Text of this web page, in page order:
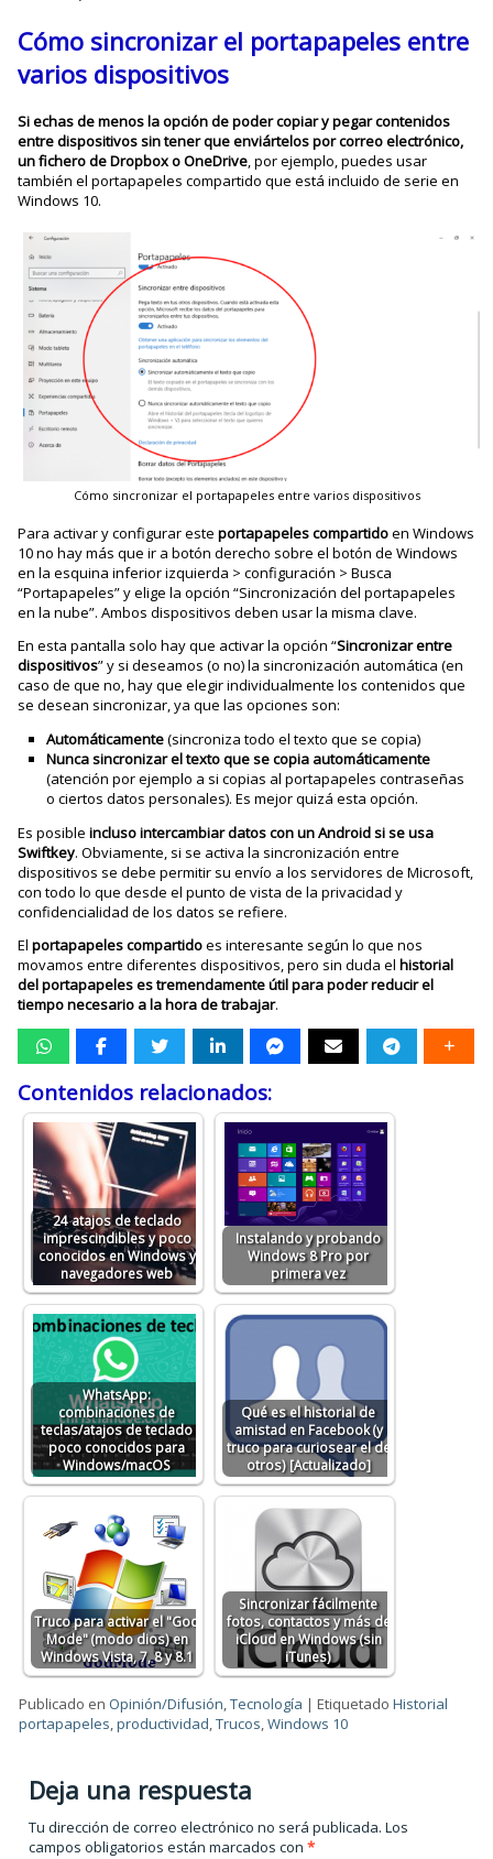
Cómo sincronizar el portapapeles entre
varios dispositivos
Si echas de menos la opción de poder copiar y pegar contenidos
entre dispositivos sin tener que enviártelos por correo electrónico,
un fichero de Dropbox o OneDrive, por ejemplo, puedes usar
también el portapapeles compartido que está incluido de serie en
Windows 10.
Cómo sincronizar el portapapeles entre varios dispositivos
Para activar y configurar esteportapapeles compartidoen Windows
10 no hay más que ir a botón derecho sobre el botón de Windows
en la esquina inferior izquierda > configuración > Busca
“Portapapeles” y elige la opción “Sincronización del portapapeles
en la nube”. Ambos dispositivos deben usar la misma clave.
En esta pantalla solo hay que activar la opción “Sincronizar entre
dispositivos” y si deseamos (o no) la sincronización automática (en
caso de que no, hay que elegir individualmente los contenidos que
se desean sincronizar, ya que las opciones son:
Automáticamente(sincroniza todo el texto que se copia)
Nunca sincronizar el texto que se copia automáticamente
(atención por ejemplo a si copias al portapapeles contraseñas
o ciertos datos personales). Es mejor quizá esta opción.
Es posibleincluso intercambiar datos con un Android si se usa
Swiftkey. Obviamente, si se activa la sincronización entre
dispositivos se debe permitir su envío a los servidores de Microsoft,
con todo lo que desde el punto de vista de la privacidad y
confidencialidad de los datos se refiere.
Elportapapeles compartidoes interesante según lo que nos
movamos entre diferentes dispositivos, pero sin duda elhistorial
del portapapeles es tremendamente útil para poder reducir el
tiempo necesario a la hora de trabajar.
Contenidos relacionados:
24 atajos de teclado
imprescindibles y poco
conocidos en Windows y
navegadores web
Instalando y probando
Windows 8 Pro por
primera vez
WhatsApp:
combinaciones de
teclas/atajos de teclado
poco conocidos para
Windows/macOS
Qué es el historial de
amistad en Facebook (y
truco para curiosear el de
otros) [Actualizado]
Truco para activar el "God
Mode" (modo dios) en
Windows Vista, 7, 8 y 8.1
Sincronizar fácilmente
fotos, contactos y más de
iCloud en Windows (sin
iTunes)
Publicado en Opinión/Difusión,Tecnología |Etiquetado Historial
portapapeles,productividad,Trucos,Windows 10
Deja una respuesta
Tu dirección de correo electrónico no será publicada. Los
campos obligatorios están marcados con*